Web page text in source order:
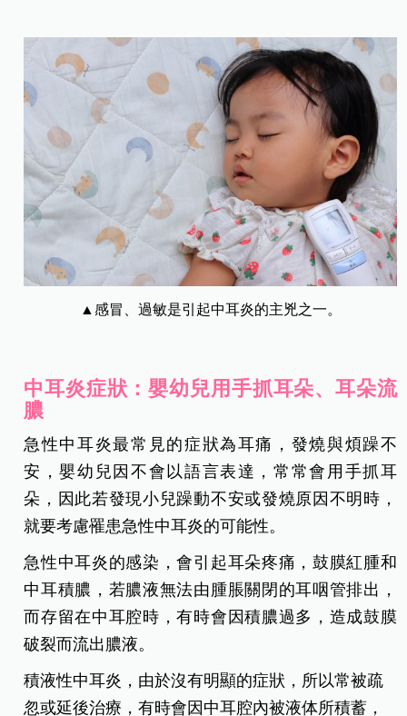
▲感冒、過敏是引起中耳炎的主兇之一。
中耳炎症狀：嬰幼兒用手抓耳朵、耳朵流
膿
急性中耳炎最常見的症狀為耳痛，發燒與煩躁不
安，嬰幼兒因不會以語言表達，常常會用手抓耳
朵，因此若發現小兒躁動不安或發燒原因不明時，
就要考慮罹患急性中耳炎的可能性。
急性中耳炎的感染，會引起耳朵疼痛，鼓膜紅腫和
中耳積膿，若膿液無法由腫脹關閉的耳咽管排出，
而存留在中耳腔時，有時會因積膿過多，造成鼓膜
破裂而流出膿液。
積液性中耳炎，由於沒有明顯的症狀，所以常被疏
忽或延後治療，有時會因中耳腔內被液体所積蓄，